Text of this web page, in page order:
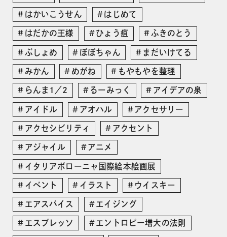
はかいこうせん はじめて
はだかの王様 ひょう疽 ふきのとう
ぶしょめ ぽぽちゃん まだいけてる
みかん めがね もやもやを整理
らんま1／2 るーみっく アイデアの泉
アイドル アオハル アクセサリー
アクセシビリティ アクセント
アジャイル アニメ
イタリアボローニャ国際絵本絵画展
イベント イラスト ウイスキー
エアスパイス エイジング
エスプレッソ エントロピー増大の法則